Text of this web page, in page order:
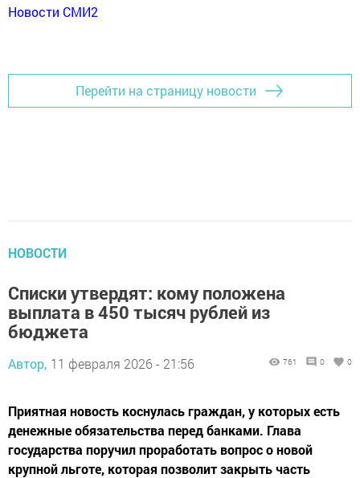
Новости СМИ2
Перейти на страницу новости
НОВОСТИ
Списки утвердят: кому положена
выплата в 450 тысяч рублей из
бюджета
Автор, 11 февраля 2026 - 21:56 761 0 0
Приятная новость коснулась граждан, у которых есть
денежные обязательства перед банками. Глава
государства поручил проработать вопрос о новой
крупной льготе, которая позволит закрыть часть